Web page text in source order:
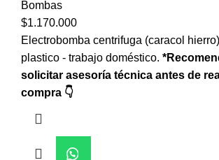
Bombas
$1.170.000
Electrobomba centrifuga (caracol
plastico - trabajo doméstico.
solicitar asesoría técnica antes de
compra 👇